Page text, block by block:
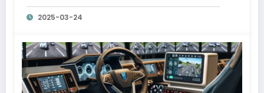
2025-03-24